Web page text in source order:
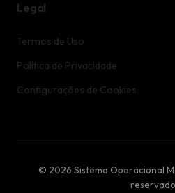
Legal
Termos de Uso
Política de Privacidade
Configurações de Cookies
© 2026 Sistema Operacional